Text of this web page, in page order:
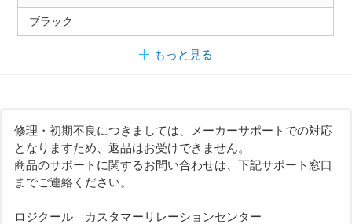
ブラック
もっと見る
修理・初期不良につきましては、メーカーサポートでの対応
となりますため、返品はお受けできません。
商品のサポートに関するお問い合わせは、下記サポート窓口
までご連絡ください。
ロジクール カスタマーリレーションセンター